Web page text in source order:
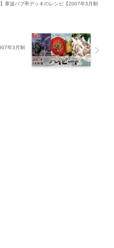
】寒波バブ帝デッキのレシピ【2007年3月制
年3月制